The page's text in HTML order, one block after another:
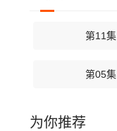
第11集
第05集
为你推荐